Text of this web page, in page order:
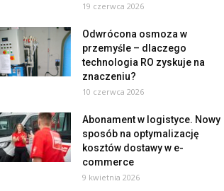
19 czerwca 2026
Odwrócona osmoza w
przemyśle – dlaczego
technologia RO zyskuje na
znaczeniu?
10 czerwca 2026
Abonament w logistyce. Nowy
sposób na optymalizację
kosztów dostawy w e-
commerce
9 kwietnia 2026